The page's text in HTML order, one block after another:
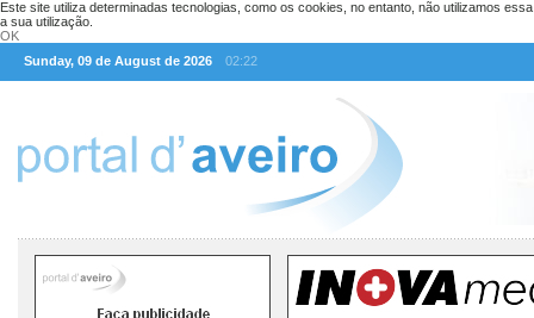
Este site utiliza determinadas tecnologias, como os cookies, no entanto, não utilizamos
a sua utilização.
OK
Sunday, 09 de August de 2026
02:22